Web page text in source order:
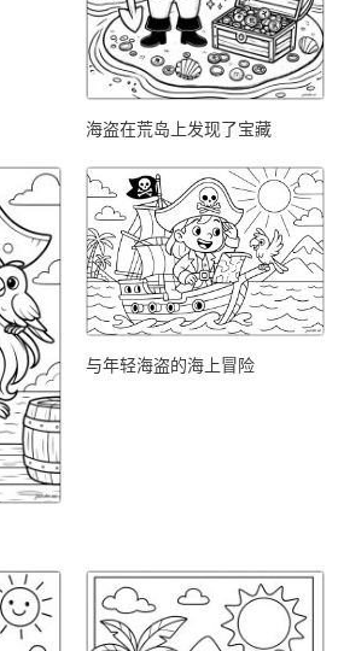
海盗在荒岛上发现了宝藏
与年轻海盗的海上冒险